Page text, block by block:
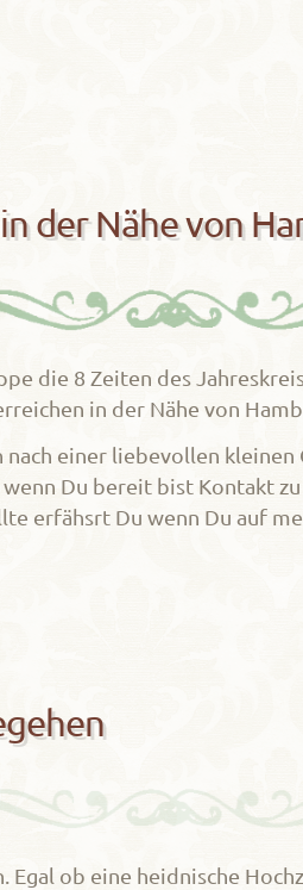
der Nähe von
die 8 Zeiten des
in der Nähe von
einer liebevollen
Du bereit bist Kontakt zu
erfähsrt Du wenn Du auf
Egal ob eine heidnische